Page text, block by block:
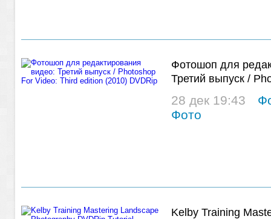
Фотошоп для
Третий выпуск /
28 дек 19:43
Фото
Kelby Training